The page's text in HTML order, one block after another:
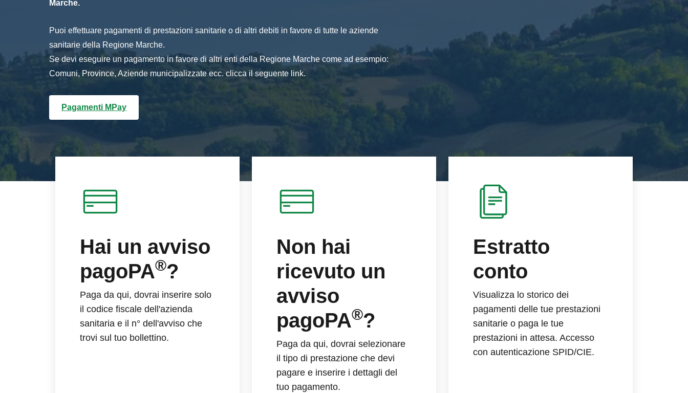
Marche.
Puoi effettuare pagamenti di prestazioni sanitarie o di altri debiti in favore di tutte le aziende
sanitarie della Regione Marche.
Se devi eseguire un pagamento in favore di altri enti della Regione Marche come ad esempio:
Comuni, Province, Aziende municipalizzate ecc. clicca il seguente link.
Pagamenti MPay
Hai un avviso
pagoPA®?
Paga da qui, dovrai inserire solo
il codice fiscale dell'azienda
sanitaria e il n° dell'avviso che
trovi sul tuo bollettino.
Non hai
ricevuto un
avviso
pagoPA®?
Paga da qui, dovrai selezionare
il tipo di prestazione che devi
pagare e inserire i dettagli del
tuo pagamento.
Estratto
conto
Visualizza lo storico dei
pagamenti delle tue prestazioni
sanitarie o paga le tue
prestazioni in attesa. Accesso
con autenticazione SPID/CIE.